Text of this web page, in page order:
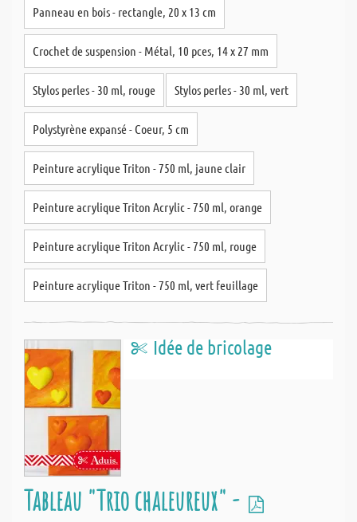
Panneau en bois - rectangle, 20 x 13 cm
Crochet de suspension - Métal, 10 pces, 14 x 27 mm
Stylos perles - 30 ml, rouge Stylos perles - 30 ml, vert
Polystyrène expansé - Coeur, 5 cm
Peinture acrylique Triton - 750 ml, jaune clair
Peinture acrylique Triton Acrylic - 750 ml, orange
Peinture acrylique Triton Acrylic - 750 ml, rouge
Peinture acrylique Triton - 750 ml, vert feuillage
Idée de bricolage
Tableau "Trio chaleureux" -